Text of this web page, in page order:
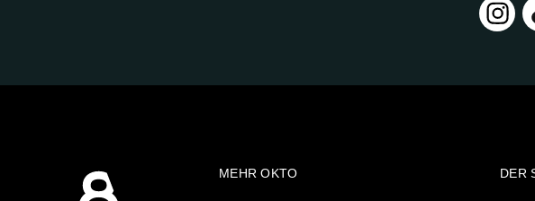
MEHR OKTO DER